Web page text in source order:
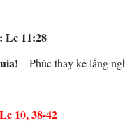
11:28
– Phúc thay kẻ lắng
10, 38-42